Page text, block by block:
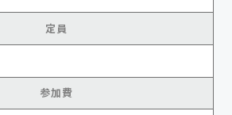
定員
参加費